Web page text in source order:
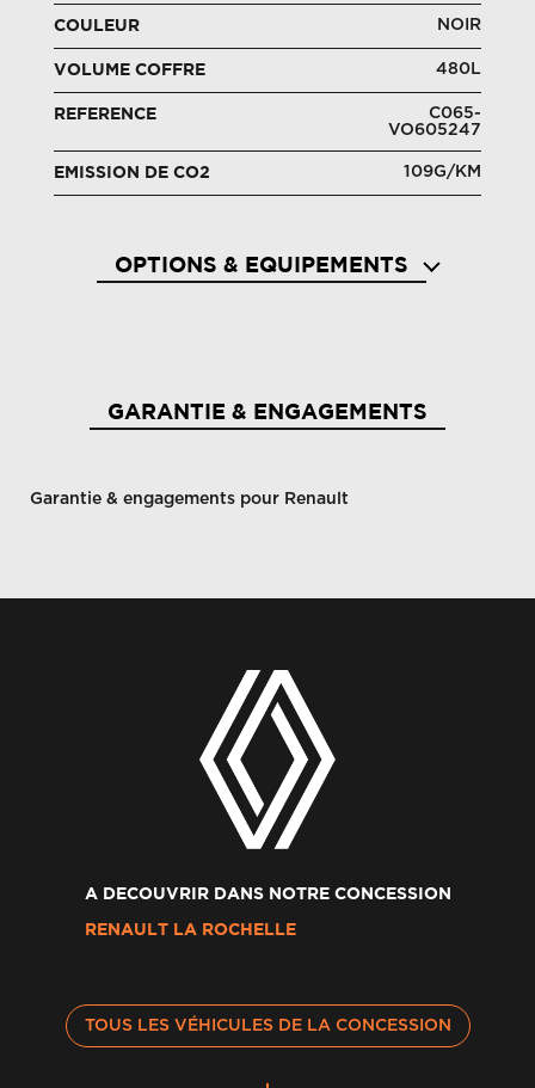
COULEUR NOIR
VOLUME COFFRE 480L
REFERENCE
C065-
VO605247
EMISSION DE CO2 109G/KM
OPTIONS & EQUIPEMENTS
GARANTIE & ENGAGEMENTS
Garantie & engagements pour Renault
A DECOUVRIR DANS NOTRE CONCESSION
RENAULT LA ROCHELLE
TOUS LES VÉHICULES DE LA CONCESSION